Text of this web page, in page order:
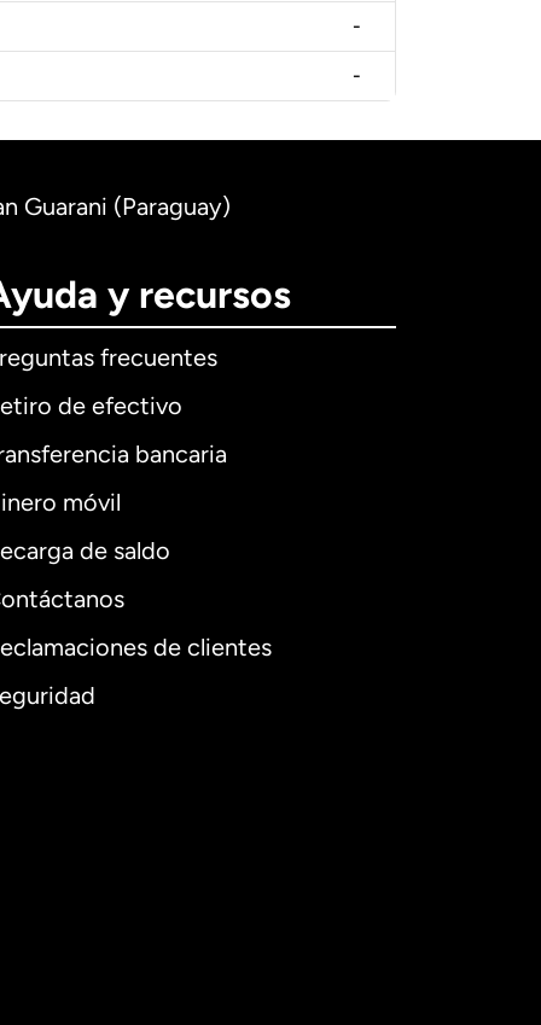
-
-
Guarani (Paraguay)
y recursos
frecuentes
de efectivo
bancaria
móvil
de saldo
de clientes